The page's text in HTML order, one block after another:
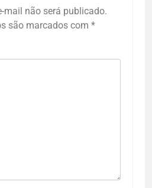
mail não será publicado.
são marcados com *